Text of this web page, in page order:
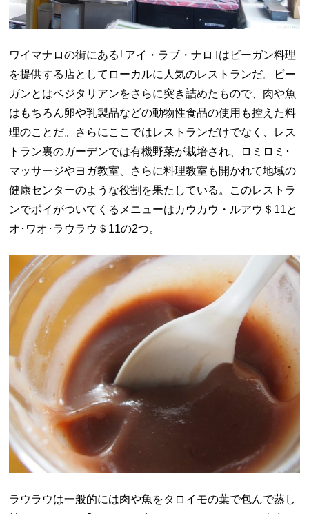
ワイマナロの街にある｢アイ・ラブ・ナロ｣はビーガン料理
を提供する店としてローカルに人気のレストランだ。ビー
ガンとはベジタリアンをさらに突き詰めたもので、肉や魚
はもちろん卵や乳製品などの動物性食品の使用も控えた料
理のことだ。さらにここではレストランだけでなく、レス
トラン裏のガーデンでは有機野菜が栽培され、ロミロミ･
マッサージやヨガ教室、さらに料理教室も開かれて地域の
健康センターのような役割を果たしている。このレストラ
ンでポイがついてくるメニューはカウカウ・ルアウ＄11と
オ･ワオ･ラウラウ＄11の2つ。
ラウラウは一般的には肉や魚をタロイモの葉で包んで蒸し